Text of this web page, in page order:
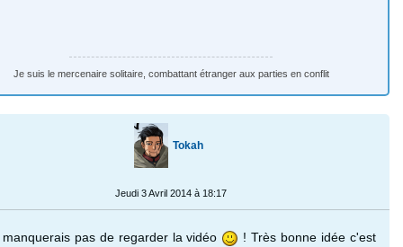
Je suis le mercenaire solitaire, combattant étranger aux parties en conflit
Tokah
Jeudi 3 Avril 2014 à 18:17
pas de regarder la vidéo
! Très bonne idée c'est